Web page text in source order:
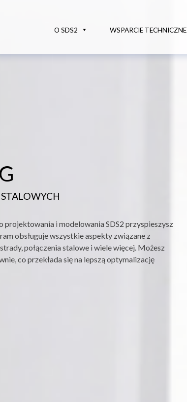
O SDS2 WSPARCIE TECHNICZNE
i modelowania SDS2 przyspieszysz
obsługuje wszystkie aspekty związane z
połączenia stalowe i wiele więcej. Możesz
co przekłada się na lepszą optymalizację